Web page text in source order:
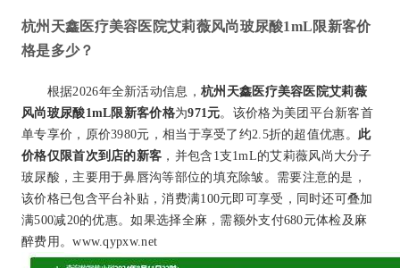
杭州天鑫医疗美容医院艾莉薇风尚玻尿酸1mL限新客价
格是多少？
根据2026年全新活动信息， 杭州天鑫医疗美容医院艾莉薇
风尚玻尿酸1mL限新客价格为971元。该价格为美团平台新客首
单专享价，原价3980元，相当于享受了约2.5折的超值优惠。 此
价格仅限首次到店的新客 ，并包含1支1mL的艾莉薇风尚大分子
玻尿酸，主要用于鼻唇沟等部位的填充除皱。需要注意的是，
该价格已包含平台补贴，消费满100元即可享受，同时还可叠加
满500减20的优惠。如果选择全麻，需额外支付680元体检及麻
醉费用。www.qypxw.net